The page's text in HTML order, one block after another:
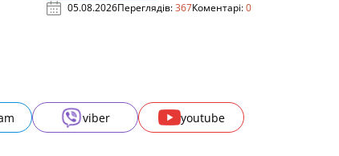
05.08.2026Переглядів:367Коментарі:0
viber youtube